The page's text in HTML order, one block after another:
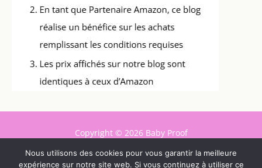
Copyright © 2026 Baby Proof
Contact
Nous utilisons des cookies pour vous garantir la meilleure
expérience sur notre site web. Si vous continuez à utiliser ce